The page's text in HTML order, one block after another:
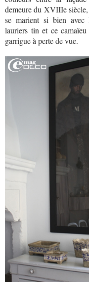
demeure du XVIIIe
se marient si bien avec
lauriers tin et ce
garrigue à perte de vue.